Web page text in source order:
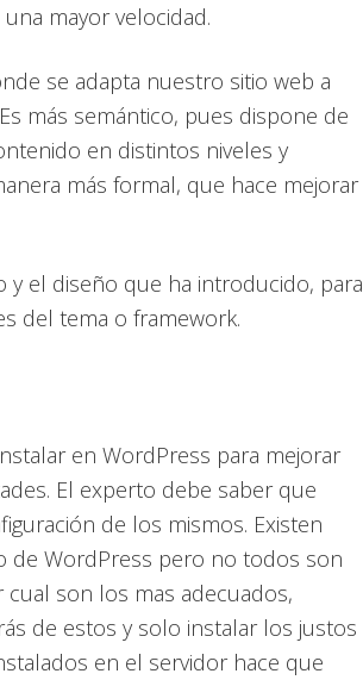
una mayor velocidad.
se adapta nuestro sitio web a
más semántico, pues dispone de
en distintos niveles y
más formal, que hace mejorar
el diseño que ha introducido, para
del tema o framework.
en WordPress para mejorar
El experto debe saber que
de los mismos. Existen
de WordPress pero no todos son
son los mas adecuados,
de estos y solo instalar los justos
en el servidor hace que